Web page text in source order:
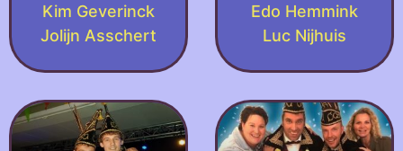
Kim Geverinck
Jolijn Asschert
Edo Hemmink
Luc Nijhuis